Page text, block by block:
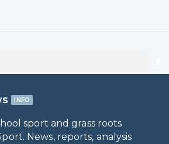
INFO
sport and grass roots
News, reports, analysis